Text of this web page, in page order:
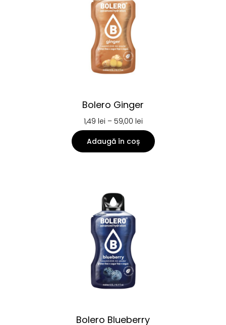
Bolero Ginger
1,49 lei – 59,00 lei
Adaugă în coș
Bolero Blueberry